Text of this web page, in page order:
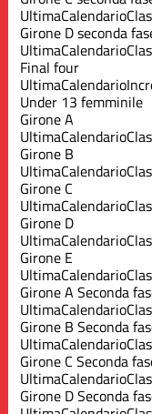
UltimaCalendario
Girone D seconda
UltimaCalendario
Final four
UltimaCalendario
Under 13 femminile
Girone A
UltimaCalendario
Girone B
UltimaCalendario
Girone C
UltimaCalendario
Girone D
UltimaCalendario
Girone E
UltimaCalendario
Girone A Seconda
UltimaCalendario
Girone B Seconda
UltimaCalendario
Girone C Seconda
UltimaCalendario
Girone D Seconda